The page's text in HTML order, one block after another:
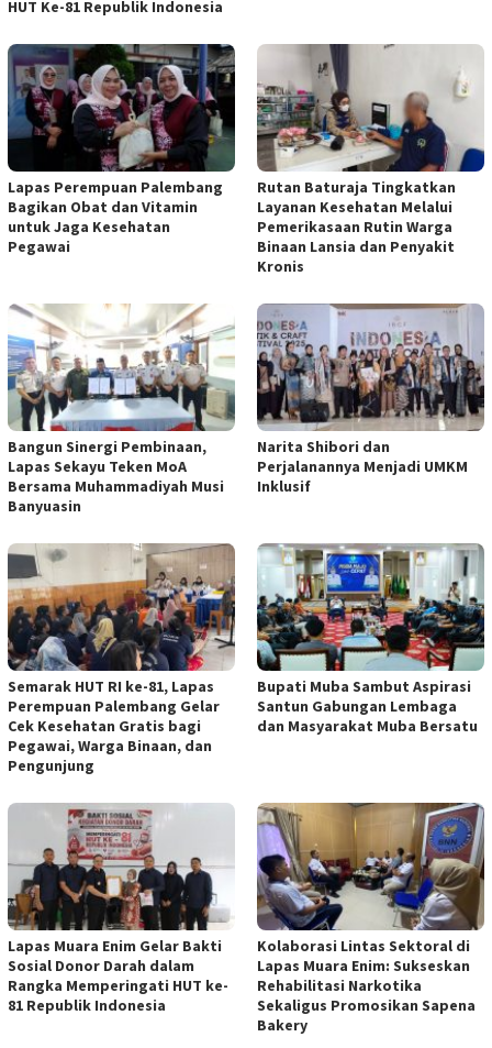
HUT Ke-81 Republik Indonesia
Lapas Perempuan Palembang
Bagikan Obat dan Vitamin
untuk Jaga Kesehatan
Pegawai
Rutan Baturaja Tingkatkan
Layanan Kesehatan Melalui
Pemerikasaan Rutin Warga
Binaan Lansia dan Penyakit
Kronis
Bangun Sinergi Pembinaan,
Lapas Sekayu Teken MoA
Bersama Muhammadiyah Musi
Banyuasin
Narita Shibori dan
Perjalanannya Menjadi UMKM
Inklusif
Semarak HUT RI ke-81, Lapas
Perempuan Palembang Gelar
Cek Kesehatan Gratis bagi
Pegawai, Warga Binaan, dan
Pengunjung
Bupati Muba Sambut Aspirasi
Santun Gabungan Lembaga
dan Masyarakat Muba Bersatu
Lapas Muara Enim Gelar Bakti
Sosial Donor Darah dalam
Rangka Memperingati HUT ke-
81 Republik Indonesia
Kolaborasi Lintas Sektoral di
Lapas Muara Enim: Sukseskan
Rehabilitasi Narkotika
Sekaligus Promosikan Sapena
Bakery